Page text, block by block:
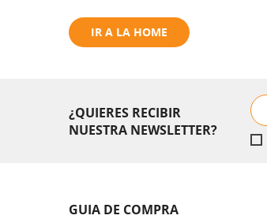
IR A LA HOME
¿QUIERES RECIBIR
NUESTRA NEWSLETTER?
GUIA DE COMPRA